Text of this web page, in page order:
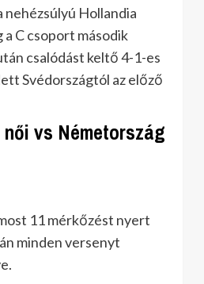
nehézsúlyú Hollandia
C csoport második
csalódást keltő 4-1-es
Svédországtól az előző
vs Németország
11 mérkőzést nyert
minden versenyt